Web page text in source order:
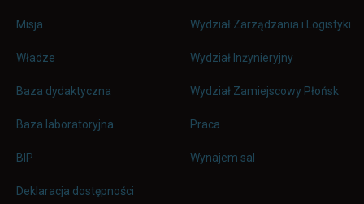
Misja
Władze
Baza dydaktyczna
Baza laboratoryjna
BIP
Deklaracja dostępności
Wydział Zarządzania i Logistyki
Wydział Inżynieryjny
Wydział Zamiejscowy Płońsk
Praca
Wynajem sal